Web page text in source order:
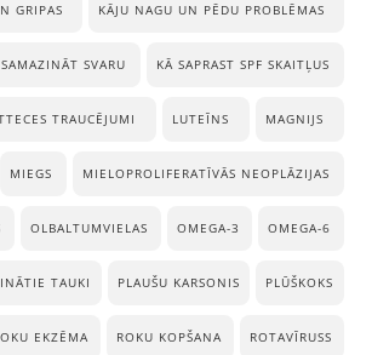
GRIPAS KĀJU NAGU UN PĒDU PROBLĒMAS
SVARU KĀ SAPRAST SPF SKAITĻUS
TRAUCĒJUMI LUTEĪNS MAGNIJS
MIEGS MIELOPROLIFERATĪVĀS NEOPLĀZIJAS
OLBALTUMVIELAS OMEGA-3 OMEGA-6
TAUKI PLAUŠU KARSONIS PLŪŠKOKS
EKZĒMA ROKU KOPŠANA ROTAVĪRUSS